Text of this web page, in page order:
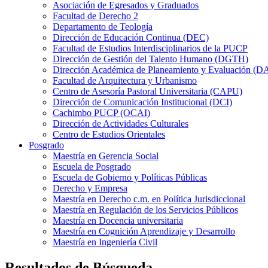
Asociación de Egresados y Graduados
Facultad de Derecho 2
Departamento de Teología
Dirección de Educación Continua (DEC)
Facultad de Estudios Interdisciplinarios de la PUCP
Dirección de Gestión del Talento Humano (DGTH)
Dirección Académica de Planeamiento y Evaluación
Facultad de Arquitectura y Urbanismo
Centro de Asesoría Pastoral Universitaria (CAPU)
Dirección de Comunicación Institucional (DCI)
Cachimbo PUCP (OCAI)
Dirección de Actividades Culturales
Centro de Estudios Orientales
Posgrado
Maestría en Gerencia Social
Escuela de Posgrado
Escuela de Gobierno y Políticas Públicas
Derecho y Empresa
Maestría en Derecho c.m. en Política Jurisdiccional
Maestría en Regulación de los Servicios Públicos
Maestría en Docencia universitaria
Maestría en Cognición Aprendizaje y Desarrollo
Maestría en Ingeniería Civil